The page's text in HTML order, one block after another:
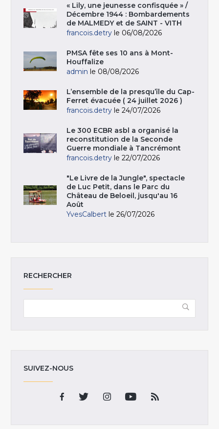
« Lily, une jeunesse confisquée » /
Décembre 1944 : Bombardements
de MALMEDY et de SAINT - VITH
francois.detry le 06/08/2026
PMSA fête ses 10 ans à Mont-
Houffalize
admin le 08/08/2026
L’ensemble de la presqu’île du Cap-
Ferret évacuée ( 24 juillet 2026 )
francois.detry le 24/07/2026
Le 300 ECBR asbl a organisé la
reconstitution de la Seconde
Guerre mondiale à Tancrémont
francois.detry le 22/07/2026
"Le Livre de la Jungle", spectacle
de Luc Petit, dans le Parc du
Château de Beloeil, jusqu'au 16
Août
YvesCalbert le 26/07/2026
RECHERCHER
SUIVEZ-NOUS